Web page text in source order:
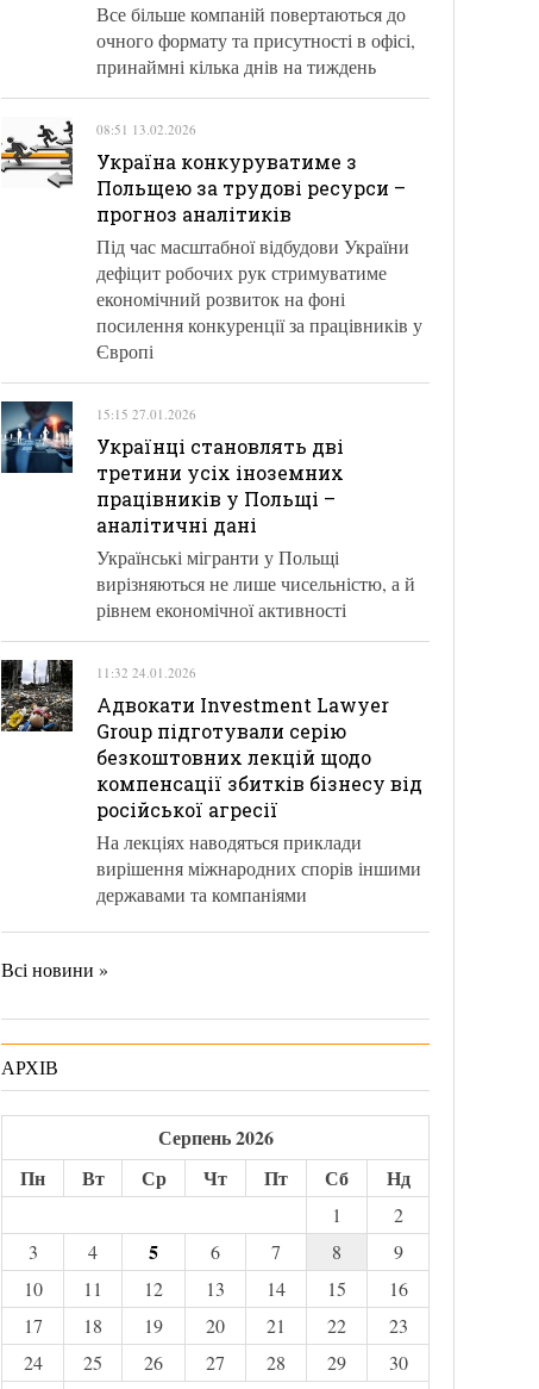
Все більше компаній повертаються до
очного формату та присутності в офісі,
принаймні кілька днів на тиждень
08:51 13.02.2026
Україна конкуруватиме з
Польщею за трудові ресурси –
прогноз аналітиків
Під час масштабної відбудови України
дефіцит робочих рук стримуватиме
економічний розвиток на фоні
посилення конкуренції за працівників у
Європі
15:15 27.01.2026
Українці становлять дві
третини усіх іноземних
працівників у Польщі –
аналітичні дані
Українські мігранти у Польщі
вирізняються не лише чисельністю, а й
рівнем економічної активності
11:32 24.01.2026
Адвокати Investment Lawyer
Group підготували серію
безкоштовних лекцій щодо
компенсації збитків бізнесу від
російської агресії
На лекціях наводяться приклади
вирішення міжнародних спорів іншими
державами та компаніями
Всі новини »
АРХІВ
Серпень 2026
Пн
Вт Ср Чт Пт Сб Нд
1
2
3
4 5 6 7 8
9
10
11 12 13 14 15
16
17
18 19 20 21 22
23
24
25 26 27 28 29
30